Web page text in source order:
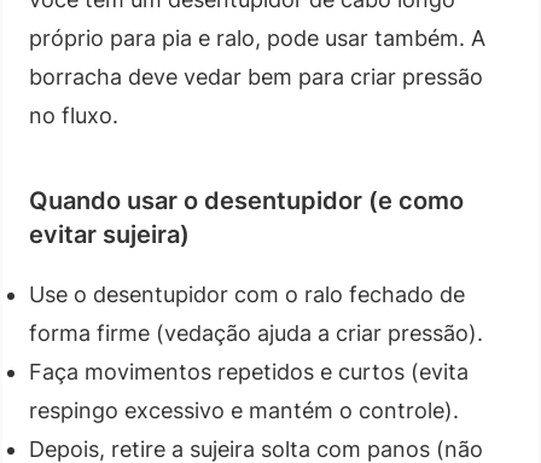
próprio para pia e ralo, pode usar também. A
borracha deve vedar bem para criar pressão
no fluxo.
Quando usar o desentupidor (e como
evitar sujeira)
Use o desentupidor com o ralo fechado de
forma firme (vedação ajuda a criar pressão).
Faça movimentos repetidos e curtos (evita
respingo excessivo e mantém o controle).
Depois, retire a sujeira solta com panos (não